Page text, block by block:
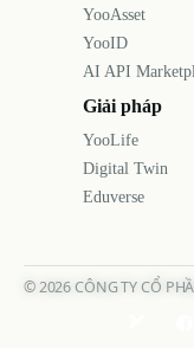
YooAsset
YooID
AI API
Giải pháp
YooLife
Digital Twin
Eduverse
©2026CÔNG TY CỔ